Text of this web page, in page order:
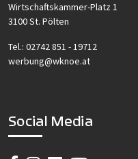
Wirtschaftskammer-Platz 1
3100 St. Pölten
Tel.: 02742 851 - 19712
werbung@wknoe.at
Social Media